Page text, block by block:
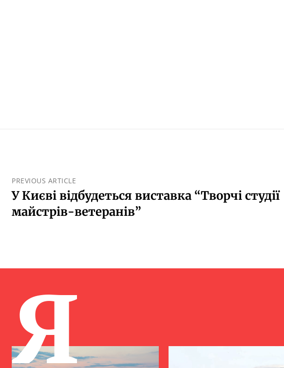
PREVIOUS ARTICLE
У Києві відбудеться виставка “Творчі студії
майстрів-ветеранів”
Я